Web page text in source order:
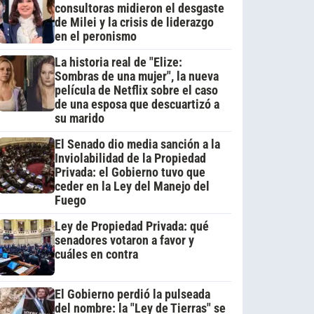
consultoras midieron el desgaste
de Milei y la crisis de liderazgo
en el peronismo
La historia real de "Elize:
Sombras de una mujer", la nueva
película de Netflix sobre el caso
de una esposa que descuartizó a
su marido
El Senado dio media sanción a la
Inviolabilidad de la Propiedad
Privada: el Gobierno tuvo que
ceder en la Ley del Manejo del
Fuego
Ley de Propiedad Privada: qué
senadores votaron a favor y
cuáles en contra
El Gobierno perdió la pulseada
del nombre: la "Ley de Tierras" se